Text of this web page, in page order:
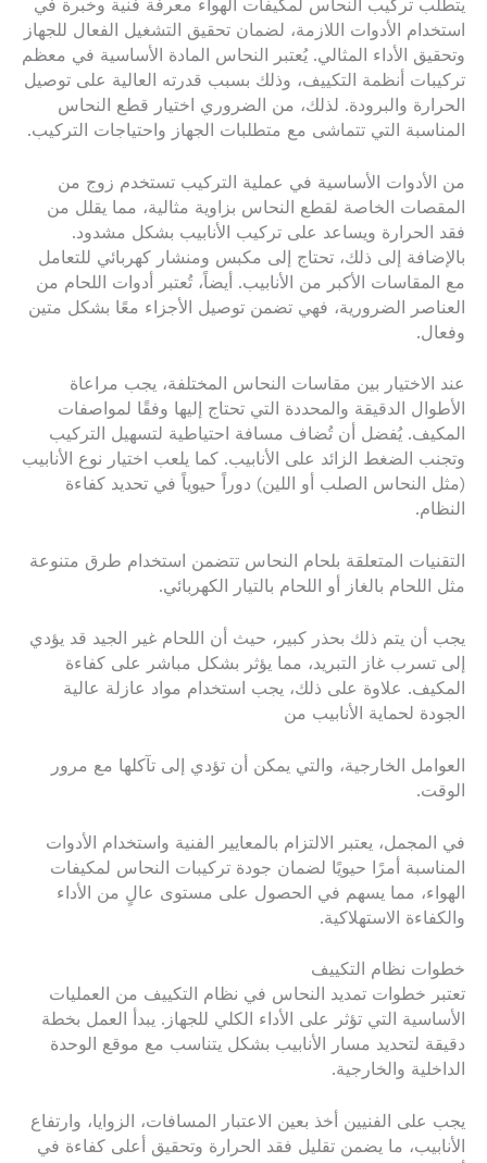
يتطلب تركيب النحاس لمكيفات الهواء معرفة فنية وخبرة في
استخدام الأدوات اللازمة، لضمان تحقيق التشغيل الفعال للجهاز
وتحقيق الأداء المثالي. يُعتبر النحاس المادة الأساسية في معظم
تركيبات أنظمة التكييف، وذلك بسبب قدرته العالية على توصيل
الحرارة والبرودة. لذلك، من الضروري اختيار قطع النحاس
المناسبة التي تتماشى مع متطلبات الجهاز واحتياجات التركيب.
من الأدوات الأساسية في عملية التركيب تستخدم زوج من
المقصات الخاصة لقطع النحاس بزاوية مثالية، مما يقلل من
فقد الحرارة ويساعد على تركيب الأنابيب بشكل مشدود.
بالإضافة إلى ذلك، تحتاج إلى مكبس ومنشار كهربائي للتعامل
مع المقاسات الأكبر من الأنابيب. أيضاً، تُعتبر أدوات اللحام من
العناصر الضرورية، فهي تضمن توصيل الأجزاء معًا بشكل متين
وفعال.
عند الاختيار بين مقاسات النحاس المختلفة، يجب مراعاة
الأطوال الدقيقة والمحددة التي تحتاج إليها وفقًا لمواصفات
المكيف. يُفضل أن تُضاف مسافة احتياطية لتسهيل التركيب
وتجنب الضغط الزائد على الأنابيب. كما يلعب اختيار نوع الأنابيب
(مثل النحاس الصلب أو اللين) دوراً حيوياً في تحديد كفاءة
النظام.
التقنيات المتعلقة بلحام النحاس تتضمن استخدام طرق متنوعة
مثل اللحام بالغاز أو اللحام بالتيار الكهربائي.
يجب أن يتم ذلك بحذر كبير، حيث أن اللحام غير الجيد قد يؤدي
إلى تسرب غاز التبريد، مما يؤثر بشكل مباشر على كفاءة
المكيف. علاوة على ذلك، يجب استخدام مواد عازلة عالية
الجودة لحماية الأنابيب من
العوامل الخارجية، والتي يمكن أن تؤدي إلى تآكلها مع مرور
الوقت.
في المجمل، يعتبر الالتزام بالمعايير الفنية واستخدام الأدوات
المناسبة أمرًا حيويًا لضمان جودة تركيبات النحاس لمكيفات
الهواء، مما يسهم في الحصول على مستوى عالٍ من الأداء
والكفاءة الاستهلاكية.
خطوات نظام التكييف
تعتبر خطوات تمديد النحاس في نظام التكييف من العمليات
الأساسية التي تؤثر على الأداء الكلي للجهاز. يبدأ العمل بخطة
دقيقة لتحديد مسار الأنابيب بشكل يتناسب مع موقع الوحدة
الداخلية والخارجية.
يجب على الفنيين أخذ بعين الاعتبار المسافات، الزوايا، وارتفاع
الأنابيب، ما يضمن تقليل فقد الحرارة وتحقيق أعلى كفاءة في